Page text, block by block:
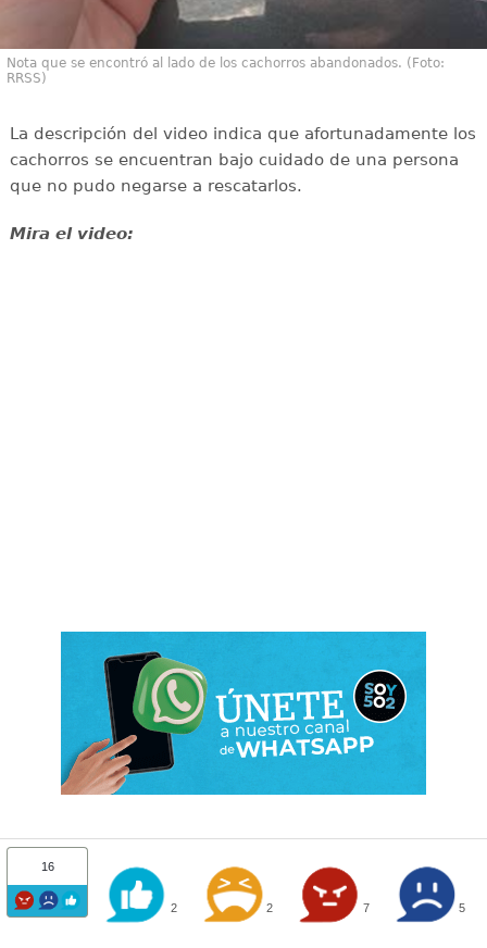
Nota que se encontró al lado de los cachorros abandonados. (Foto:
RRSS)
La descripción del video indica que afortunadamente los
cachorros se encuentran bajo cuidado de una persona
que no pudo negarse a rescatarlos.
Mira el video:
16
2 2 7 5